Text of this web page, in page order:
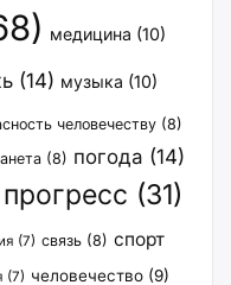
медицина (10)
(14) музыка (10)
человечеству (8)
(8) погода (14)
прогресс (31)
(7) связь (8) спорт
(7) человечество (9)